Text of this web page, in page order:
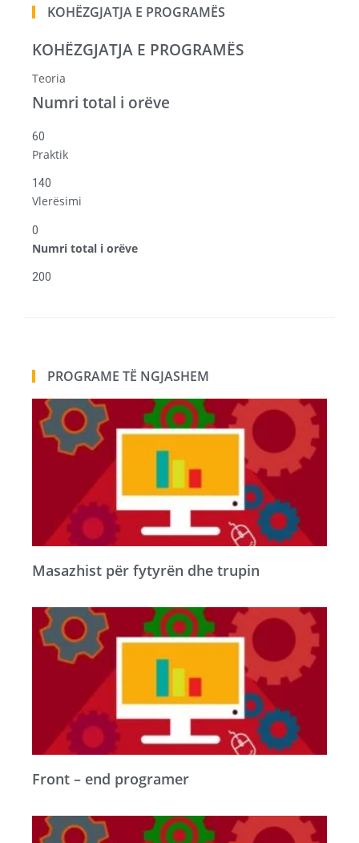
KOHËZGJATJA E PROGRAMËS
KOHËZGJATJA E PROGRAMËS
Teoria
Numri total i orëve
60
Praktik
140
Vlerësimi
0
Numri total i orëve
200
PROGRAME TË NGJASHEM
Masazhist për fytyrën dhe trupin
Front – end programer